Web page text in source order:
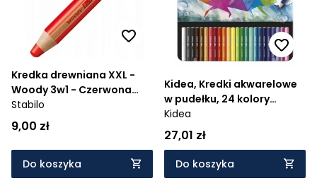
Kredka drewniana XXL -
Woody 3w1 - Czerwona
(880/310)
Stabilo
9,00 zł
Do koszyka
Kidea, Kredki akwarelowe
w pudełku, 24 kolory
(KAMP24KA)
Kidea
27,01 zł
Do koszyka